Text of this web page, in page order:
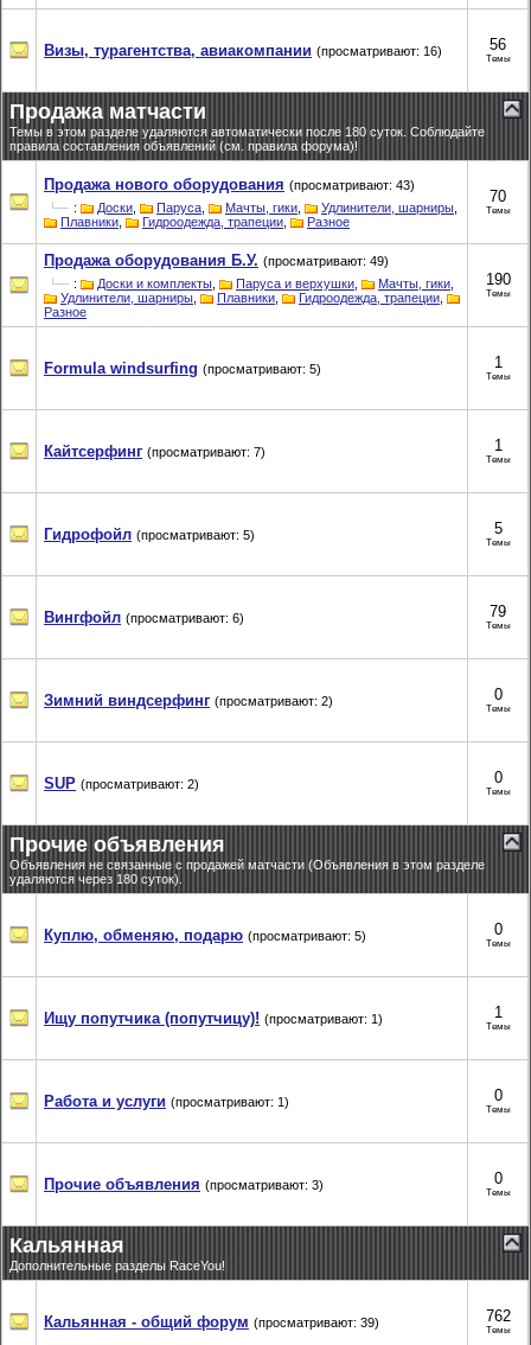
Визы, турагентства, авиакомпании (просматривают: 16) 56
Темы
Продажа матчасти
Темы в этом разделе удаляются автоматически после 180 суток. Соблюдайте
правила составления объявлений (см. правила форума)!
Продажа нового оборудования (просматривают: 43)
:
Доски Паруса Мачты, гики Удлинители, шарниры
Плавники
Гидроодежда, трапеции Разное
70
Темы
Продажа оборудования Б.У. (просматривают: 49)
:
Доски и комплекты Паруса и верхушки Мачты, гики
Удлинители, шарниры
Плавники Гидроодежда, трапеции
Разное
190
Темы
Formula windsurfing (просматривают: 5) 1
Темы
Кайтсерфинг (просматривают: 7) 1
Темы
Гидрофойл (просматривают: 5) 5
Темы
Вингфойл (просматривают: 6) 79
Темы
Зимний виндсерфинг (просматривают: 2) 0
Темы
SUP (просматривают: 2) 0
Темы
Прочие объявления
Объявления не связанные с продажей матчасти (Объявления в этом разделе
удаляются через 180 суток).
Куплю, обменяю, подарю (просматривают: 5) 0
Темы
Ищу попутчика (попутчицу)! (просматривают: 1) 1
Темы
Работа и услуги (просматривают: 1) 0
Темы
Прочие объявления (просматривают: 3) 0
Темы
Кальянная
Дополнительные разделы RaceYou!
Кальянная - общий форум (просматривают: 39) 762
Темы